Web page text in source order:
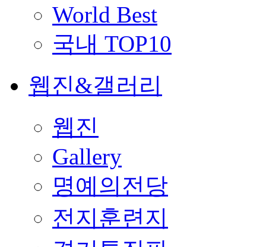
World Best
국내 TOP10
웹진&갤러리
웹진
Gallery
명예의전당
전지훈련지